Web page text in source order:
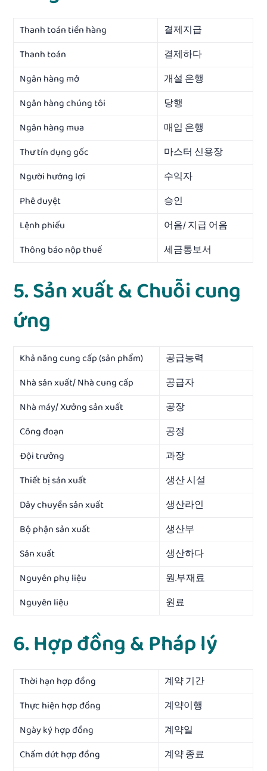
Thanh toán tiền hàng
결제지급
Thanh toán
결제하다
Ngân hàng mở
개설 은행
Ngân hàng chúng tôi
당행
Ngân hàng mua
매입 은행
Thư tín dụng gốc
마스터 신용장
Người hưởng lợi
수익자
Phê duyệt
승인
Lệnh phiếu
어음/ 지급 어음
Thông báo nộp thuế
세금통보서
5. Sản xuất & Chuỗi cung
ứng
Khả năng cung cấp (sản phẩm)
공급능력
Nhà sản xuất/ Nhà cung cấp
공급자
Nhà máy/ Xưởng sản xuất
공장
Công đoạn
공정
Đội trưởng
과장
Thiết bị sản xuất
생산 시설
Dây chuyền sản xuất
생산라인
Bộ phận sản xuất
생산부
Sản xuất
생산하다
Nguyên phụ liệu
원.부재료
Nguyên liệu
원료
6. Hợp đồng & Pháp lý
Thời hạn hợp đồng
계약 기간
Thực hiện hợp đồng
계약이행
Ngày ký hợp đồng
계약일
Chấm dứt hợp đồng
계약 종료